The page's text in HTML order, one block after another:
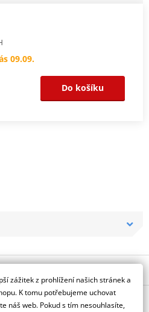
09.09.
Do košíku
zážitek z prohlížení našich stránek a
K tomu potřebujeme uchovat
náš web. Pokud s tím nesouhlasíte,